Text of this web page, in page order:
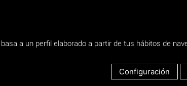
a un perfil elaborado a partir de tus hábitos de
Configuración
pretende dar cumplimiento a las